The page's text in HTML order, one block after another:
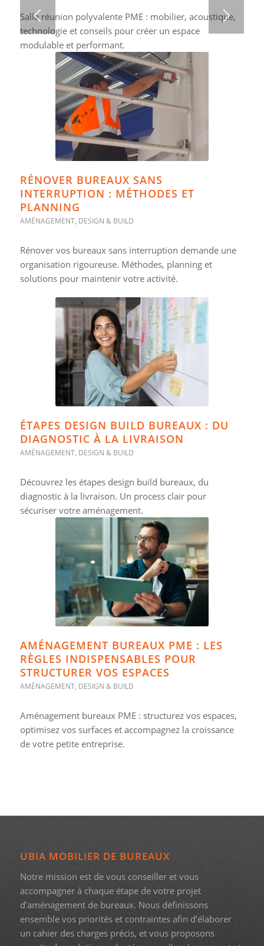
Salle réunion polyvalente PME : mobilier, acoustique,
technologie et conseils pour créer un espace
modulable et performant.
RÉNOVER BUREAUX SANS
INTERRUPTION : MÉTHODES ET
PLANNING
AMÉNAGEMENT, DESIGN & BUILD
Rénover vos bureaux sans interruption demande une
organisation rigoureuse. Méthodes, planning et
solutions pour maintenir votre activité.
ÉTAPES DESIGN BUILD BUREAUX : DU
DIAGNOSTIC À LA LIVRAISON
AMÉNAGEMENT, DESIGN & BUILD
Découvrez les étapes design build bureaux, du
diagnostic à la livraison. Un process clair pour
sécuriser votre aménagement.
AMÉNAGEMENT BUREAUX PME : LES
RÈGLES INDISPENSABLES POUR
STRUCTURER VOS ESPACES
AMÉNAGEMENT, DESIGN & BUILD
Aménagement bureaux PME : structurez vos espaces,
optimisez vos surfaces et accompagnez la croissance
de votre petite entreprise.
UBIA MOBILIER DE BUREAUX
Notre mission est de vous conseiller et vous
accompagner à chaque étape de votre projet
d’aménagement de bureaux. Nous définissons
ensemble vos priorités et contraintes afin d’élaborer
un cahier des charges précis, et vous proposons